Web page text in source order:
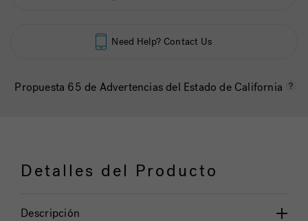
Need Help? Contact Us
Propuesta 65 de Advertencias del Estado de California
Detalles del Producto
Descripción